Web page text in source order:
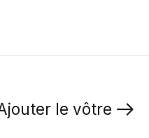
le vôtre